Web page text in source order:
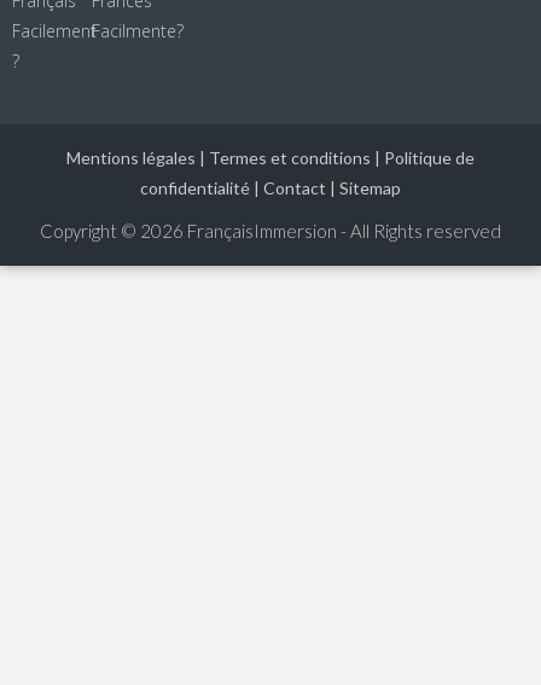
Mentions légales | Termes et conditions | Politique de
confidentialité | Contact | Sitemap
Copyright © 2026 FrançaisImmersion - All Rights reserved